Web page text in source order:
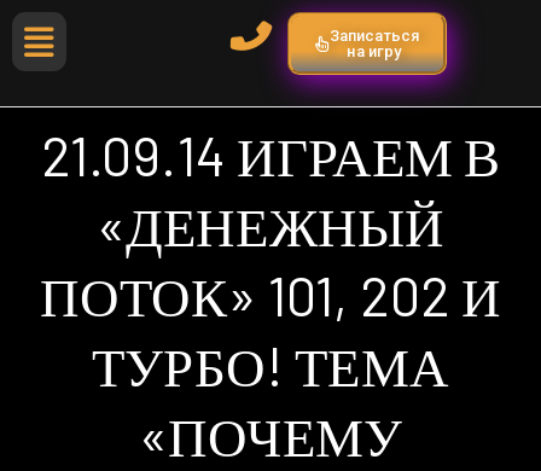
Записаться
на игру
21.09.14 ИГРАЕМ В
«ДЕНЕЖНЫЙ
ПОТОК» 101, 202 И
ТУРБО! ТЕМА
«ПОЧЕМУ